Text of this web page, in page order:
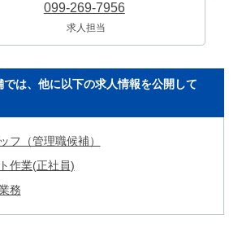
099-269-7956
求人担当
では、他に以下の求人情報を公開して
フ（管理職候補）
作業(正社員)
務